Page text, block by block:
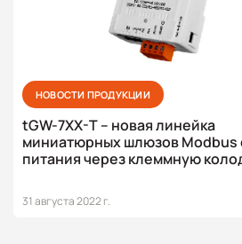
НОВОСТИ ПРОДУКЦИИ
tGW-7XX-T – новая линейка
миниатюрных шлюзов Modbus
питания через клеммную
31 августа 2022 г.